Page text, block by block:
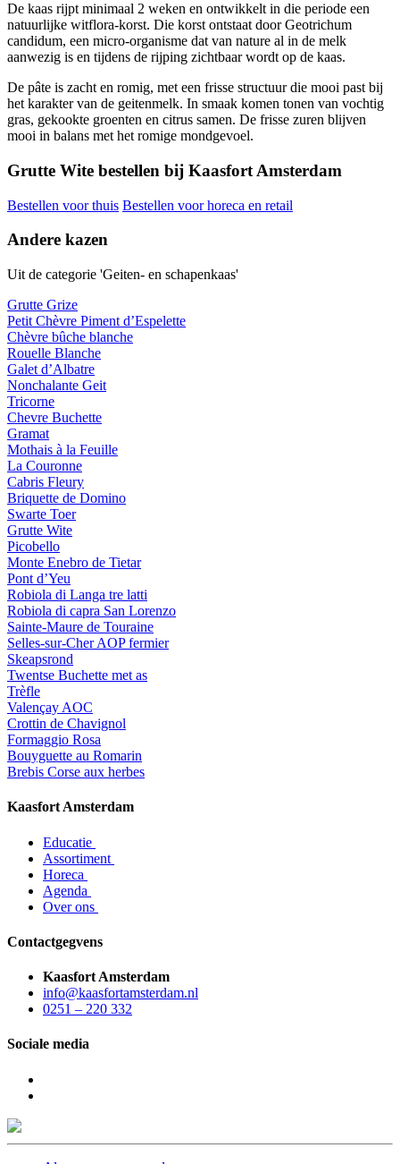
De kaas rijpt minimaal 2 weken en ontwikkelt in die periode een
natuurlijke witflora-korst. Die korst ontstaat door Geotrichum
candidum, een micro-organisme dat van nature al in de melk
aanwezig is en tijdens de rijping zichtbaar wordt op de kaas.
De pâte is zacht en romig, met een frisse structuur die mooi past bij
het karakter van de geitenmelk. In smaak komen tonen van vochtig
gras, gekookte groenten en citrus samen. De frisse zuren blijven
mooi in balans met het romige mondgevoel.
Grutte Wite bestellen bij Kaasfort Amsterdam
Bestellen voor thuis Bestellen voor horeca en retail
Andere kazen
Uit de categorie 'Geiten- en schapenkaas'
Grutte Grize
Petit Chèvre Piment d’Espelette
Chèvre bûche blanche
Rouelle Blanche
Galet d’Albatre
Nonchalante Geit
Tricorne
Chevre Buchette
Gramat
Mothais à la Feuille
La Couronne
Cabris Fleury
Briquette de Domino
Swarte Toer
Grutte Wite
Picobello
Monte Enebro de Tietar
Pont d’Yeu
Robiola di Langa tre latti
Robiola di capra San Lorenzo
Sainte-Maure de Touraine
Selles-sur-Cher AOP fermier
Skeapsrond
Twentse Buchette met as
Trèfle
Valençay AOC
Crottin de Chavignol
Formaggio Rosa
Bouyguette au Romarin
Brebis Corse aux herbes
Kaasfort Amsterdam
Educatie
Assortiment
Horeca
Agenda
Over ons
Contactgegvens
Kaasfort Amsterdam
info@kaasfortamsterdam.nl
0251 – 220 332
Sociale media